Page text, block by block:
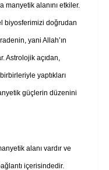
manyetik alanını etkiler.
biyosferimizi doğrudan
yani Allah’ın
Astrolojik açıdan,
yaptıkları
güçlerin düzenini
alanı vardır ve
içerisindedir.